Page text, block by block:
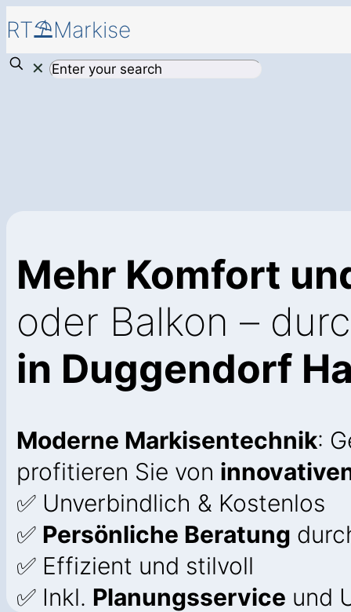
RT⛱️Markise
✕
Mehr Komfort
oder Balkon –
in Duggendorf
Moderne Markisentechnik:
profitieren Sie von
✅ Unverbindlich & Kostenlos
✅ Persönliche Beratung
✅ Effizient und stilvoll
✅ Inkl. Planungsservice und